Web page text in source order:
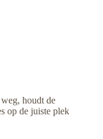
houdt de
op de juiste plek